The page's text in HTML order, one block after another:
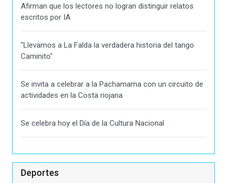
Afirman que los lectores no logran distinguir relatos
escritos por IA
"Llevamos a La Falda la verdadera historia del tango
Caminito"
Se invita a celebrar a la Pachamama con un circuito de
actividades en la Costa riojana
Se celebra hoy el Día de la Cultura Nacional
Deportes